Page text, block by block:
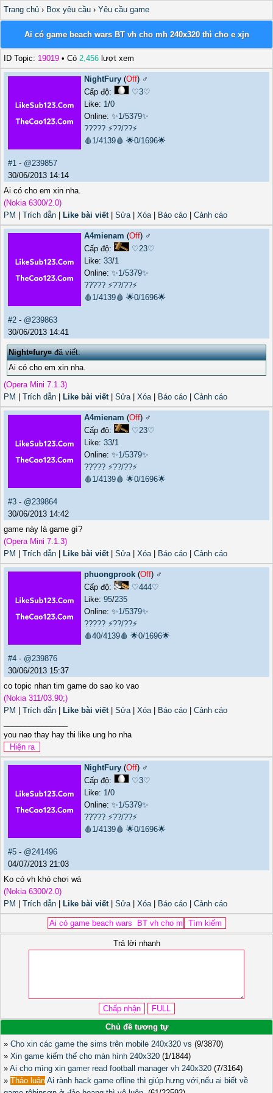
Trang chủ › Box yêu cầu › Yêu cầu game
Ai có game beach wars BT vh cho mh 240x320 thì cho e xjn
ID Topic: 19019 • Có 2,456 lượt xem
NightFury (Off) ♂️
Cấp độ:
♡3♡
Like: 1/0
Online: ✨1/5379✨
????? ⚡??/??⚡
🩸1/4139🩸 🌟0/1696🌟
#1 - @239857
30/06/2013 14:14
Ai có cho em xin nha.
(Nokia 6300/2.0)
PM
Trích dẫn Like bài viết| Sửa| Xóa| Báo cáo Cảnh cáo
A4mienam (Off) ♂️
Cấp độ:
♡23♡
Like: 33/1
Online: ✨1/5379✨
????? ⚡??/??⚡
🩸1/4139🩸 🌟0/1696🌟
#2 - @239863
30/06/2013 14:41
Night¤fury¤đã viết:
Ai có cho em xin nha.
(Opera Mini 7.1.3)
PM
Trích dẫn Like bài viết| Sửa| Xóa| Báo cáo Cảnh cáo
A4mienam (Off) ♂️
Cấp độ:
♡23♡
Like: 33/1
Online: ✨1/5379✨
????? ⚡??/??⚡
🩸1/4139🩸 🌟0/1696🌟
#3 - @239864
30/06/2013 14:42
game này là game gì?
(Opera Mini 7.1.3)
PM
Trích dẫn Like bài viết| Sửa| Xóa| Báo cáo Cảnh cáo
phuongprook (Off) ♂️
Cấp độ:
♡444♡
Like: 95/235
Online: ✨1/5379✨
????? ⚡??/??⚡
🩸40/4139🩸 🌟0/1696🌟
#4 - @239876
30/06/2013 15:37
co topic nhan tim game do sao ko vao
(Nokia 311/03.90;)
PM
Trích dẫn Like bài viết| Sửa| Xóa| Báo cáo
Cảnh cáo
you nao thay hay thi like ung ho nha
NightFury (Off) ♂️
Cấp độ:
♡3♡
Like: 1/0
Online: ✨1/5379✨
????? ⚡??/??⚡
🩸1/4139🩸 🌟0/1696🌟
#5 - @241496
04/07/2013 21:03
Ko có vh khó chơi wá
(Nokia 6300/2.0)
PM
Trích dẫn Like bài viết| Sửa| Xóa| Báo cáo Cảnh cáo
Trả lời nhanh
Chủ đề tương tự
» Cho xin các game the sims trên mobile 240x320 vs (9/3870)
» Xin game kiếm thế cho màn hình 240x320 (1/1844)
» Ai cho mìng xin gamer read football manager vh 240x320 (7/3164)
» Thảo luận Ai rành hack game ofline thì giúp.hưng với,nếu ai biết về